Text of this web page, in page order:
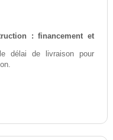
: financement et
délai de livraison pour